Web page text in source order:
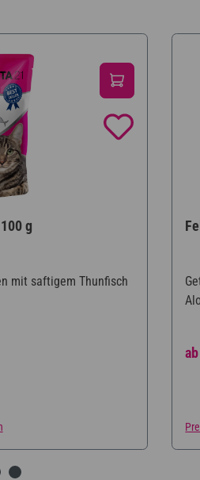
g
mit saftigem Thunfisch
ab